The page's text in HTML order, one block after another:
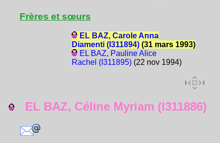
Frères et sœurs
EL BAZ, Carole Anna
Diamenti (I311894)(31 mars 1993)
EL BAZ, Pauline Alice
Rachel (I311895)(22 nov 1994)
EL BAZ, Céline Myriam (I311886)